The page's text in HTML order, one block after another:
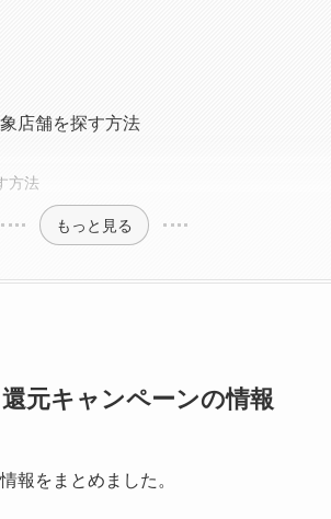
店舗を探す方法
方法
もっと見る
元キャンペーンの情報
報をまとめました。